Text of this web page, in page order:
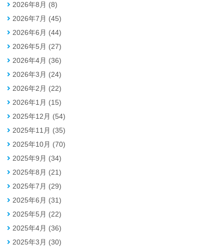
2026年8月 (8)
2026年7月 (45)
2026年6月 (44)
2026年5月 (27)
2026年4月 (36)
2026年3月 (24)
2026年2月 (22)
2026年1月 (15)
2025年12月 (54)
2025年11月 (35)
2025年10月 (70)
2025年9月 (34)
2025年8月 (21)
2025年7月 (29)
2025年6月 (31)
2025年5月 (22)
2025年4月 (36)
2025年3月 (30)